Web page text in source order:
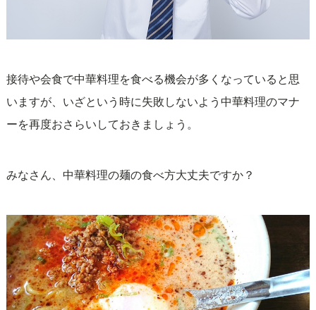
接待や会食で中華料理を食べる機会が多くなっていると思
いますが、いざという時に失敗しないよう中華料理のマナ
ーを再度おさらいしておきましょう。
みなさん、中華料理の麺の食べ方大丈夫ですか？